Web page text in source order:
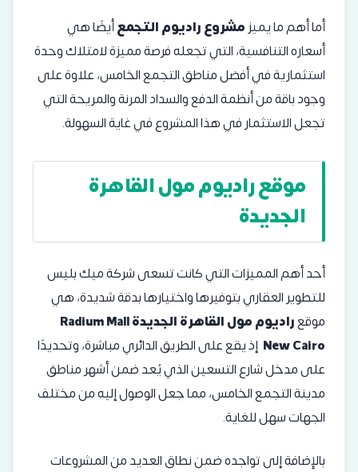
أما أهم ما يميزمشروع راديوم التجمعأيضًا هي
أسعاره التنافسية، التي تجعله فرصة مميزة لامتلاك وحدة
استثمارية في أفضل مناطق التجمع الخامس، علاوة على
وجود باقة من أنظمة الدفع والسداد المرنة والمريحة التي
تجعل الاستثمار في هذا المشروع في غاية السهولة.
موقع راديوم مول القاهرة
الجديدة
أحد أهم المميزات التي كانت تسعى شركة ميك بليس
للتطوير العقاري بتوفيرها واختيارها بدقة شديدة، هي
موقع
راديوم مول القاهرة الجديدة Radium Mall
New Cairo إذ يقع على الطريق الدائري مباشرة، وتحديدًا
على مدخل شارع التسعين الذي يُعد ضمن أشهر مناطق
مدينة التجمع الخامس، مما جعل الوصول إليه من مختلف
الجهات سهل للغاية.
بالإضافة إلى تواجده ضمن نطاق العديد من المشروعات